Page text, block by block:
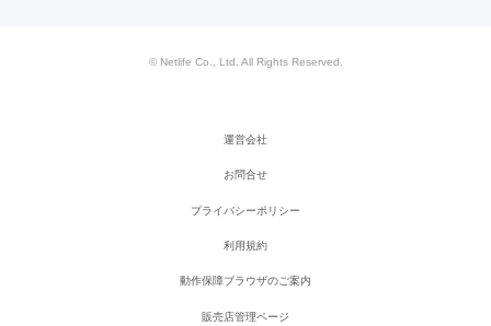
© Netlife Co., Ltd. All Rights Reserved.
運営会社
お問合せ
プライバシーポリシー
利用規約
動作保障ブラウザのご案内
販売店管理ページ